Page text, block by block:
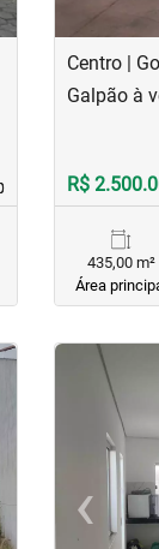
Centro |
Galpão à
R$
435,00 m²
Área
< <
‹
Previous